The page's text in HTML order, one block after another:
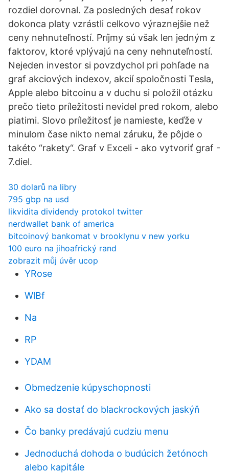
rozdiel dorovnal. Za posledných desať rokov
dokonca platy vzrástli celkovo výraznejšie než
ceny nehnuteľností. Príjmy sú však len jedným z
faktorov, ktoré vplývajú na ceny nehnuteľností.
Nejeden investor si povzdychol pri pohľade na
graf akciových indexov, akcií spoločnosti Tesla,
Apple alebo bitcoinu a v duchu si položil otázku
prečo tieto príležitosti nevidel pred rokom, alebo
piatimi. Slovo príležitosť je namieste, keďže v
minulom čase nikto nemal záruku, že pôjde o
takéto “rakety“. Graf v Exceli - ako vytvoriť graf -
7.diel.
30 dolarů na libry
795 gbp na usd
likvidita dividendy protokol twitter
nerdwallet bank of america
bitcoinový bankomat v brooklynu v new yorku
100 euro na jihoafrický rand
zobrazit můj úvěr ucop
YRose
WlBf
Na
RP
YDAM
Obmedzenie kúpyschopnosti
Ako sa dostať do blackrockových jaskýň
Čo banky predávajú cudziu menu
Jednoduchá dohoda o budúcich žetónoch
alebo kapitále